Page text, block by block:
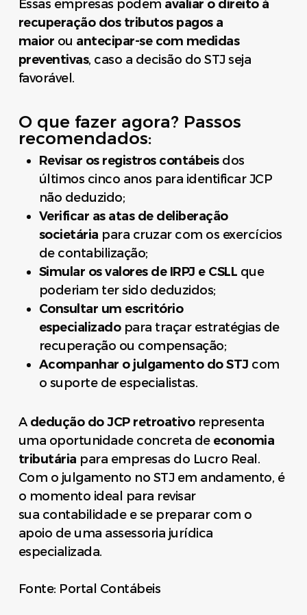
Essas empresas podem avaliar o direito à
recuperação dos tributos pagos a
maior ou antecipar-se com medidas
preventivas, caso a decisão do STJ seja
favorável.
O que fazer agora? Passos
recomendados:
Revisar os registros contábeisdos
últimos cinco anos para identificar JCP
não deduzido;
Verificar as atas de deliberação
societária para cruzar com os exercícios
de contabilização;
Simular os valores de IRPJ e CSLL que
poderiam ter sido deduzidos;
Consultar um escritório
especializadopara traçar estratégias de
recuperação ou compensação;
Acompanhar o julgamento do STJ com
o suporte de especialistas.
A dedução do JCP retroativorepresenta
uma oportunidade concreta de economia
tributária para empresas do Lucro Real.
Com o julgamento no STJ em andamento, é
o momento ideal para revisar
sua contabilidade e se preparar com o
apoio de uma assessoria jurídica
especializada.
Fonte: Portal Contábeis